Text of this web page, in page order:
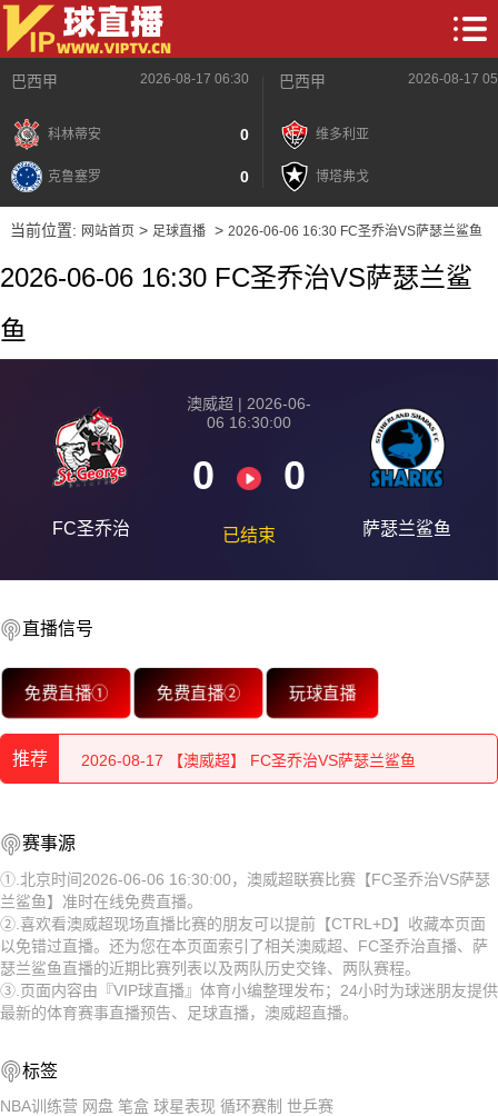
巴西甲 2026-08-17 06:30
科林蒂安 0
克鲁塞罗 0
巴西甲 2026-08-17
维多利亚
博塔弗戈
当前位置: 网站首页> 足球直播> 2026-06-06 16:30 FC圣乔治VS萨瑟兰鲨鱼
2026-06-06 16:30 FC圣乔治VS萨瑟兰鲨
鱼
FC圣乔治
澳威超 | 2026-06-
06 16:30:00
0 0
已结束 萨瑟兰鲨鱼
直播信号
免费直播① 免费直播② 玩球直播
推荐
2026-08-17 【澳威超】 FC圣乔治VS萨瑟兰鲨鱼
2026-08-17 【澳威超】 FC圣乔治VS萨瑟兰鲨鱼
2026-08-17 【澳威超】 FC圣乔治VS萨瑟兰鲨鱼
2026-08-17 【澳威超】 FC圣乔治VS萨瑟兰鲨鱼
2026-08-17 【澳威超】 FC圣乔治VS萨瑟兰鲨鱼
2026-08-17 【澳威超】 FC圣乔治VS萨瑟兰鲨鱼
2026-08-17 【澳威超】 FC圣乔治VS萨瑟兰鲨鱼
2026-08-17 【澳威超】 FC圣乔治VS萨瑟兰鲨鱼
赛事源
①.北京时间2026-06-06 16:30:00，澳威超联赛比赛【FC圣乔治VS萨瑟
兰鲨鱼】准时在线免费直播。
②.喜欢看澳威超现场直播比赛的朋友可以提前【CTRL+D】收藏本页面
以免错过直播。还为您在本页面索引了相关澳威超、FC圣乔治直播、萨
瑟兰鲨鱼直播的近期比赛列表以及两队历史交锋、两队赛程。
③.页面内容由『VIP球直播』体育小编整理发布；24小时为球迷朋友提供
最新的体育赛事直播预告、足球直播，澳威超直播。
标签
NBA训练营 网盘 笔盒 球星表现 循环赛制 世乒赛